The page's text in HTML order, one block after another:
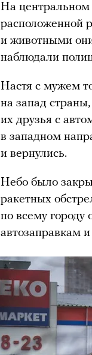
На центральном
расположенной
и животными
наблюдали
Настя с мужем
на запад
их друзья с
в западном
и вернулись.
Небо было
ракетных
по всему городу
автозаправкам